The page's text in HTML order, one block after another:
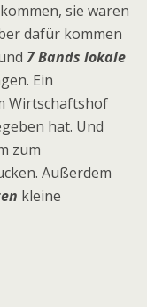
sie waren
dafür kommen
7 Bands lokale
Ein
Wirtschaftshof
hat. Und
zum
Außerdem
kleine